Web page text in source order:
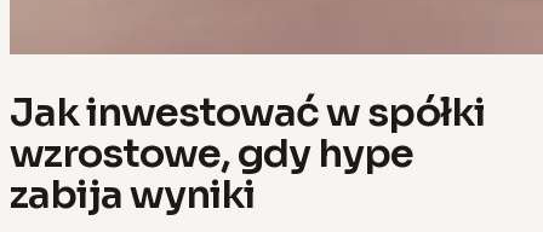
Jak inwestować w spółki
wzrostowe, gdy hype
zabija wyniki